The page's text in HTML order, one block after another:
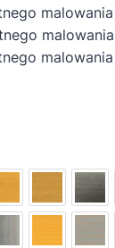
malowania
malowania
malowania